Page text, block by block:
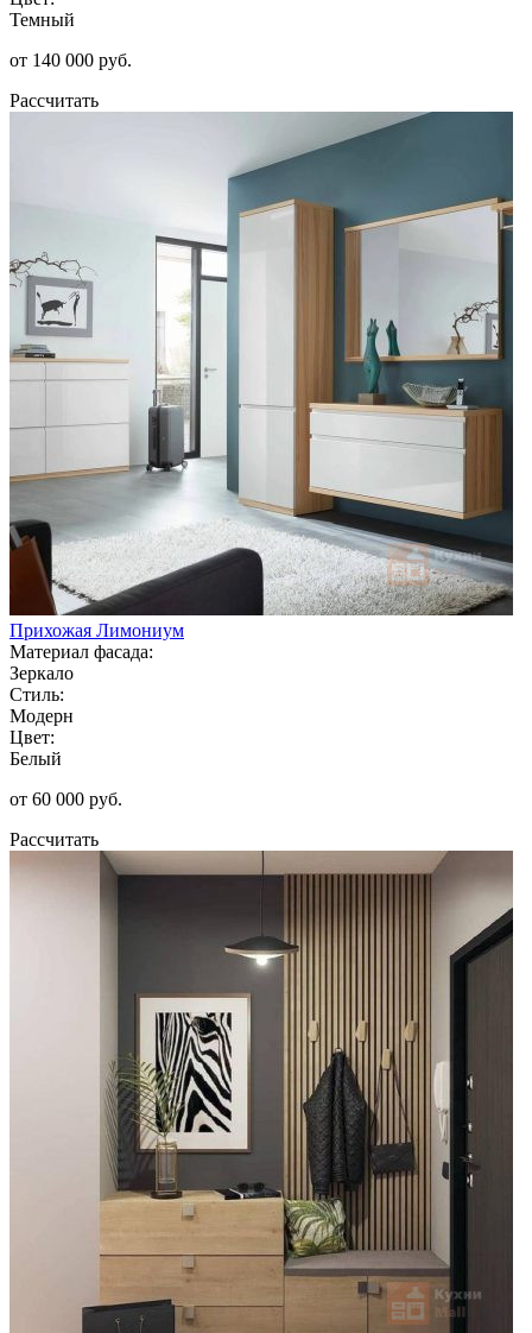
Темный
от 140 000 руб.
Рассчитать
Прихожая Лимониум
Материал фасада:
Зеркало
Стиль:
Модерн
Цвет:
Белый
от 60 000 руб.
Рассчитать